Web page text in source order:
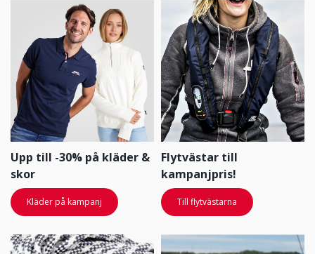
Upp till -30% på kläder &
skor
Kläder på kampanj
Flytvästar till
kampanjpris!
Till flytvästarna